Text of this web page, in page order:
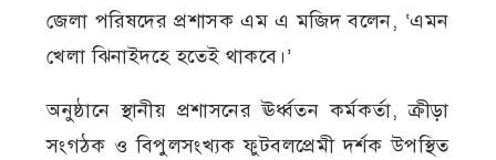
জেলা পরিষদের প্রশাসক এম এ মজিদ বলেন, ‘এমন
খেলা ঝিনাইদহে হতেই থাকবে।’
অনুষ্ঠানে স্থানীয় প্রশাসনের ঊর্ধ্বতন কর্মকর্তা, ক্রীড়া
সংগঠক ও বিপুলসংখ্যক ফুটবলপ্রেমী দর্শক উপস্থিত